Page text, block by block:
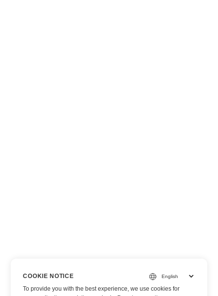
COOKIE NOTICE
To provide you with the best experience, we use cookies for